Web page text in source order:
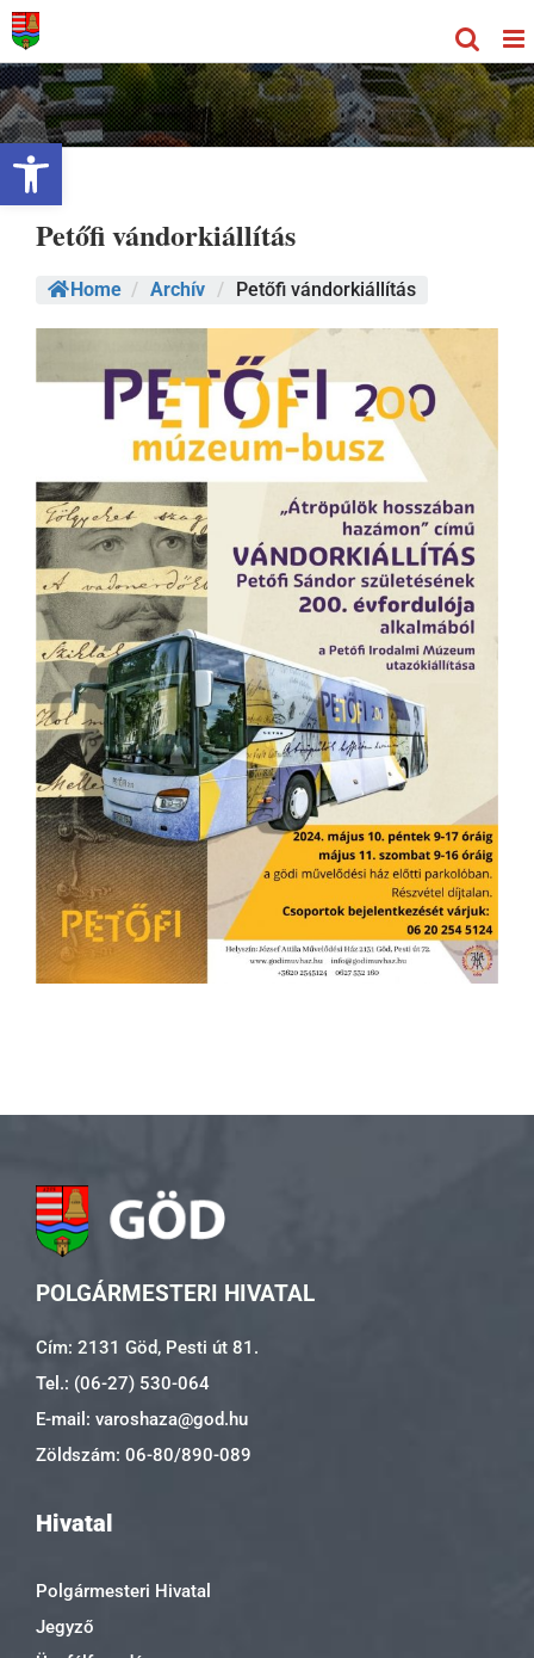
Eszköztár megnyitása
Kihagyás
Petőfi vándorkiállítás
Home / Archív / Petőfi vándorkiállítás
POLGÁRMESTERI HIVATAL
Cím: 2131 Göd, Pesti út 81.
Tel.: (06-27) 530-064
E-mail: varoshaza@god.hu
Zöldszám: 06-80/890-089
Hivatal
Polgármesteri Hivatal
Jegyző